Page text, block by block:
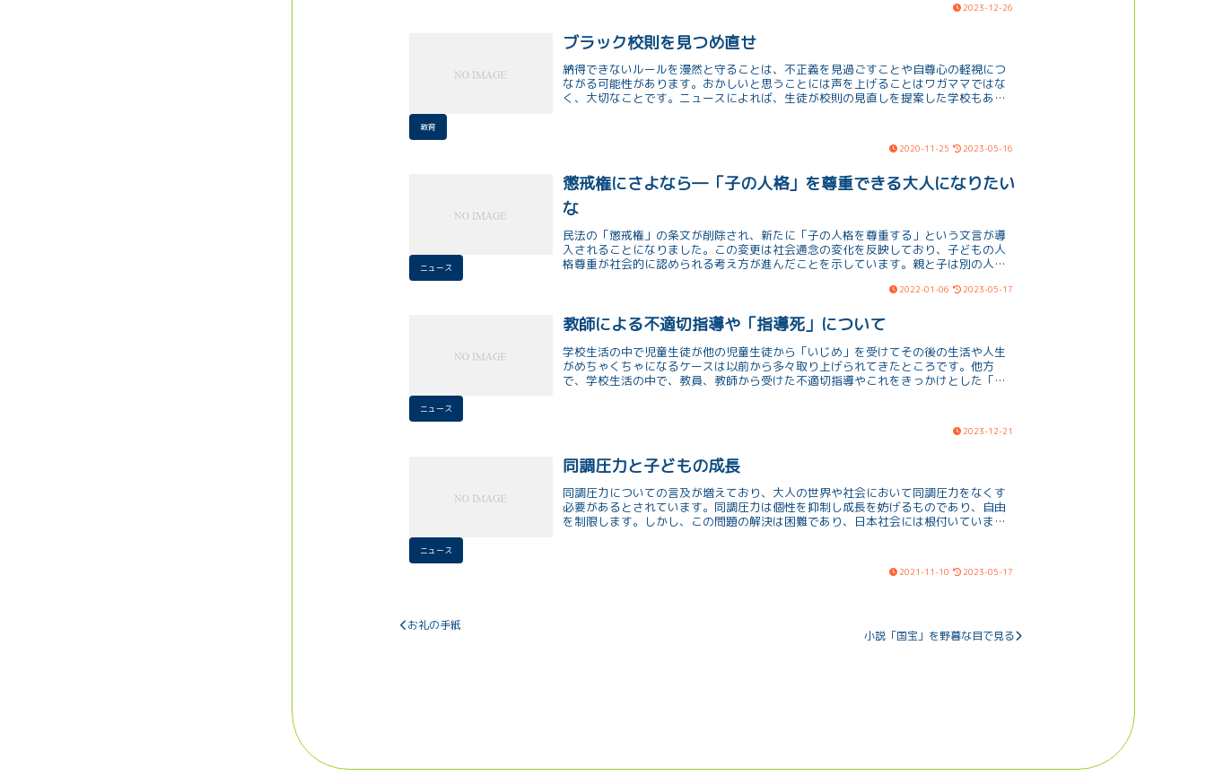
2023-12-26
教育
ブラック校則を見つめ直せ
納得できないルールを漫然と守ることは、不正義を見過ごすことや自尊心の軽視につ
ながる可能性があります。おかしいと思うことには声を上げることはワガママではな
く、大切なことです。ニュースによれば、生徒が校則の見直しを提案した学校もある
2020-11-25 2023-05-16
ニュース
懲戒権にさよなら―「子の人格」を尊重できる大人になりたい
な
民法の「懲戒権」の条文が削除され、新たに「子の人格を尊重する」という文言が導
入されることになりました。この変更は社会通念の変化を反映しており、子どもの人
格尊重が社会的に認められる考え方が進んだことを示しています。親と子は別の人間
2022-01-06 2023-05-17
ニュース
教師による不適切指導や「指導死」について
学校生活の中で児童生徒が他の児童生徒から「いじめ」を受けてその後の生活や人生
がめちゃくちゃになるケースは以前から多々取り上げられてきたところです。他方
で、学校生活の中で、教員、教師から受けた不適切指導やこれをきっかけとした「指
2023-12-21
ニュース
同調圧力と子どもの成長
同調圧力についての言及が増えており、大人の世界や社会において同調圧力をなくす
必要があるとされています。同調圧力は個性を抑制し成長を妨げるものであり、自由
を制限します。しかし、この問題の解決は困難であり、日本社会には根付いていま
2021-11-10 2023-05-17
お礼の手紙
小説「国宝」を野暮な目で見る